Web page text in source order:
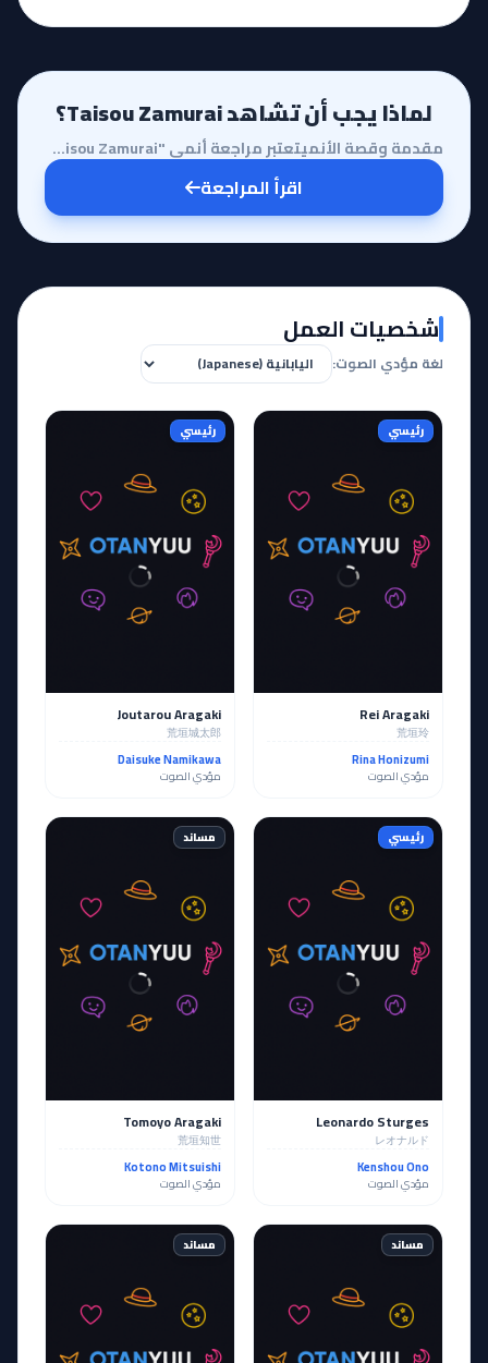
لماذا يجب أن تشاهد Taisou Zamurai؟
مقدمة وقصة الأنميتعتبر مراجعة أنمي "Taisou Zamurai" فرصة ممتازة للغوص في عمل درامي رياضي غير تقليدي،...
اقرأ المراجعة
شخصيات العمل
لغة مؤدي الصوت:
رئيسي
Rei Aragaki
荒垣玲
Rina Honizumi
مؤدي الصوت
رئيسي
Joutarou Aragaki
荒垣城太郎
Daisuke Namikawa
مؤدي الصوت
رئيسي
Leonardo Sturges
レオナルド
Kenshou Ono
مؤدي الصوت
مساند
Tomoyo Aragaki
荒垣知世
Kotono Mitsuishi
مؤدي الصوت
مساند مساند